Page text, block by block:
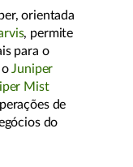
orientada
, permite
para o
oJuniper
Mist
de
do